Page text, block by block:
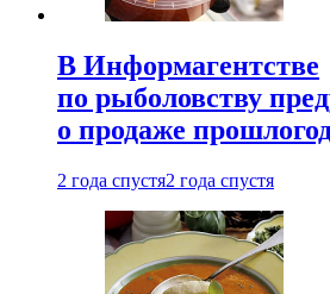
В Информагентстве
по рыболовству
о продаже
2 года спустя2 года спустя